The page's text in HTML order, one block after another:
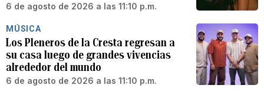
6 de agosto de 2026 a las 11:10 p.m.
MÚSICA
Los Pleneros de la Cresta regresan a
su casa luego de grandes vivencias
alrededor del mundo
6 de agosto de 2026 a las 11:10 p.m.